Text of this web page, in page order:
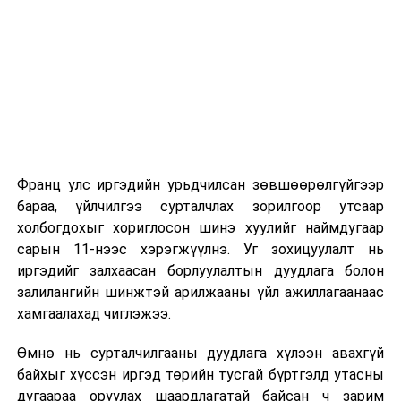
2026 оны 9 дүгээр сарын 13-наас оюутнуудыг
дотуур байранд оруулж эхэлнэ.
Сургууль, цэцэрлэгийн үйл ажиллагааны
зохицуулалт
2026 оны 8 дугаар сарын 17–28-ны өдрүүдэд
байранд элсэлт, бүртгэл болон бусад аливаа
арга хэмжээ зохион байгуулахгүй болно.
Франц улс иргэдийн урьдчилсан зөвшөөрөлгүйгээр
бараа, үйлчилгээ сурталчлах зорилгоор утсаар
холбогдохыг хориглосон шинэ хуулийг наймдугаар
сарын 11-нээс хэрэгжүүлнэ. Уг зохицуулалт нь
иргэдийг залхаасан борлуулалтын дуудлага болон
залилангийн шинжтэй арилжааны үйл ажиллагаанаас
хамгаалахад чиглэжээ.
Өмнө нь сурталчилгааны дуудлага хүлээн авахгүй
байхыг хүссэн иргэд төрийн тусгай бүртгэлд утасны
дугаараа оруулах шаардлагатай байсан ч зарим